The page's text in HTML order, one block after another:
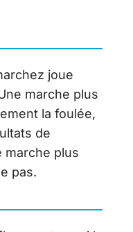
joue
marche plus
la foulée,
de
marche plus
pas.